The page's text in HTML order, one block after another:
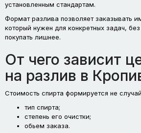
установленным стандартам.
Формат разлива позволяет заказывать
который нужен для конкретных задач,
покупать лишнее.
От чего зависит
на разлив в
Стоимость спирта формируется не
тип спирта;
степень его очистки;
обьем заказа.